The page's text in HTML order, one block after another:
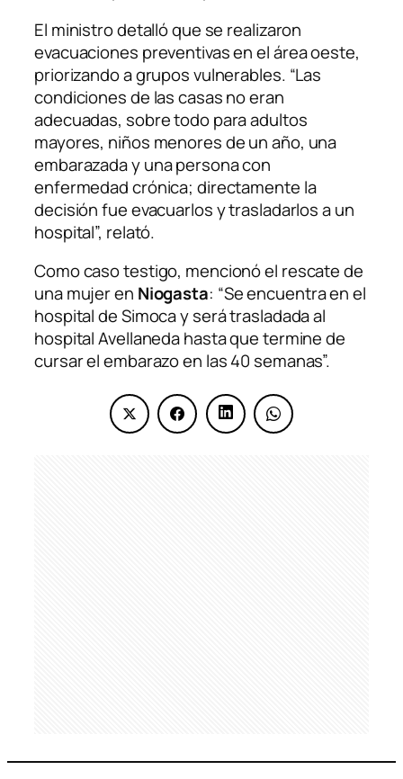
El ministro detalló que se realizaron
evacuaciones preventivas en el área oeste,
priorizando a grupos vulnerables. “Las
condiciones de las casas no eran
adecuadas, sobre todo para adultos
mayores, niños menores de un año, una
embarazada y una persona con
enfermedad crónica; directamente la
decisión fue evacuarlos y trasladarlos a un
hospital”, relató.
Como caso testigo, mencionó el rescate de
una mujer en Niogasta: “Se encuentra en el
hospital de Simoca y será trasladada al
hospital Avellaneda hasta que termine de
cursar el embarazo en las 40 semanas”.